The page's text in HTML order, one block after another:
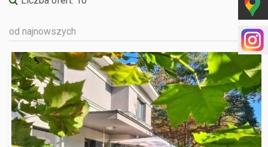
od najnowszych
WARSZAWA